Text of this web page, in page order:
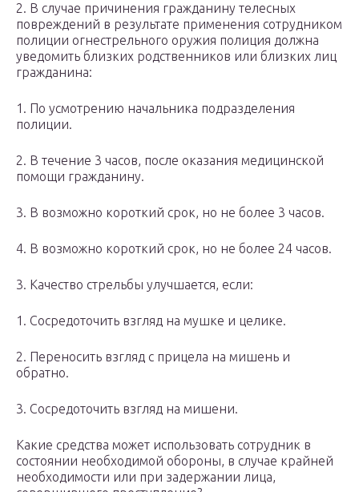
2. В случае причинения гражданину телесных
повреждений в результате применения сотрудником
полиции огнестрельного оружия полиция должна
уведомить близких родственников или близких лиц
гражданина:
1. По усмотрению начальника подразделения
полиции.
2. В течение 3 часов, после оказания медицинской
помощи гражданину.
3. В возможно короткий срок, но не более 3 часов.
4. В возможно короткий срок, но не более 24 часов.
3. Качество стрельбы улучшается, если:
1. Сосредоточить взгляд на мушке и целике.
2. Переносить взгляд с прицела на мишень и
обратно.
3. Сосредоточить взгляд на мишени.
Какие средства может использовать сотрудник в
состоянии необходимой обороны, в случае крайней
необходимости или при задержании лица,